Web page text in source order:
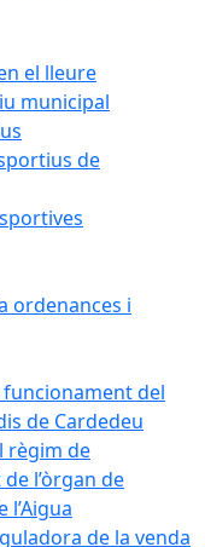
el lleure
municipal
de
ordenances i
del
de Cardedeu
règim de
l’òrgan de
l’Aigua
de la venda